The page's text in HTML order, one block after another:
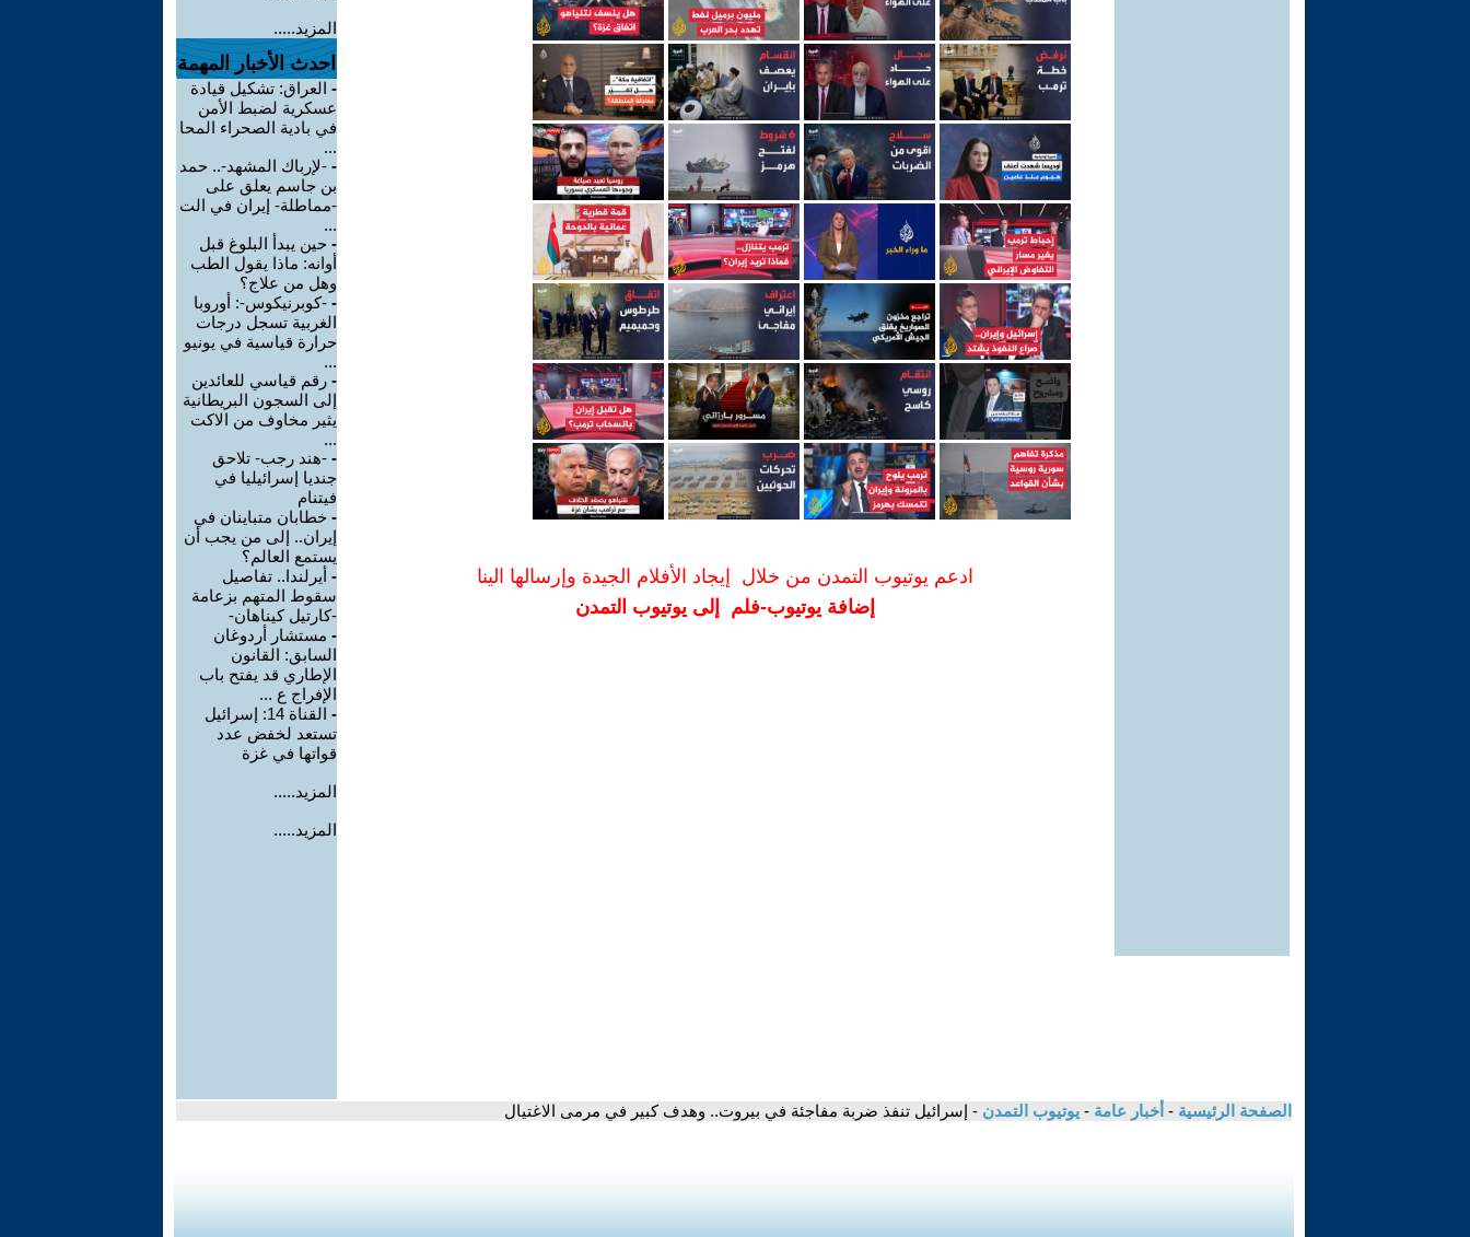
ادعم يوتيوب التمدن من خلال إيجاد الأفلام الجيدة وإرسالها الينا
إضافة يوتيوب-فلم إلى يوتيوب التمدن
المزيد.....
احدث الأخبار المهمة
- العراق: تشكيل قيادة
عسكرية لضبط الأمن
في بادية الصحراء المحا
...
- -لإرباك المشهد-.. حمد
بن جاسم يعلق على
-مماطلة- إيران في الت
...
- حين يبدأ البلوغ قبل
أوانه: ماذا يقول الطب
وهل من علاج؟
- -كوبرنيكوس-: أوروبا
الغربية تسجل درجات
حرارة قياسية في يونيو
...
- رقم قياسي للعائدين
إلى السجون البريطانية
يثير مخاوف من الاكت
...
- -هند رجب- تلاحق
جنديا إسرائيليا في
فيتنام
- خطابان متباينان في
إيران.. إلى من يجب أن
يستمع العالم؟
- أيرلندا.. تفاصيل
سقوط المتهم بزعامة
-كارتيل كيناهان-
- مستشار أردوغان
السابق: القانون
الإطاري قد يفتح باب
الإفراج ع ...
-
القناة 14: إسرائيل
تستعد لخفض عدد
قواتها في غزة
المزيد.....
المزيد.....
الصفحة الرئيسية - أخبار عامة - يوتيوب التمدن - إسرائيل تنفذ ضربة مفاجئة في بيروت.. وهدف كبير في مرمى الاغتيال